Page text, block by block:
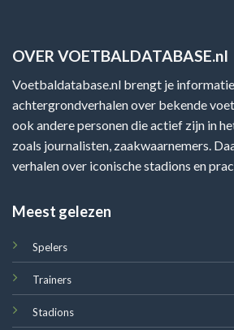
OVER VOETBALDATABASE.nl
Voetbaldatabase.nl brengt je
achtergrondverhalen over bekende
ook andere personen die actief zijn in
zoals journalisten, zaakwaarnemers.
verhalen over iconische stadions en
Meest gelezen
Spelers
Trainers
Stadions